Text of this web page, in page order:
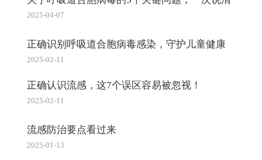
2025-04-07
正确识别呼吸道合胞病毒感染，守护儿童健康
2025-02-11
正确认识流感，这7个误区容易被忽视！
2025-02-11
流感防治要点看过来
2025-01-13